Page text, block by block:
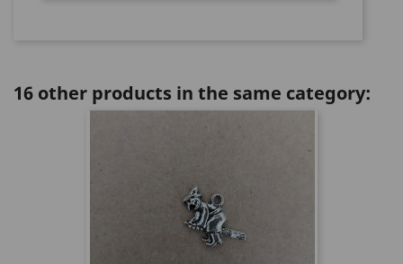
16 other products in the same category: